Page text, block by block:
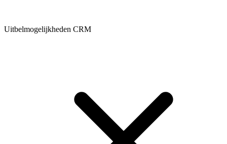
Uitbelmogelijkheden CRM